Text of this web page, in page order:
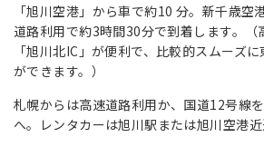
「旭川空港」から車で約10 分。新千歳空
道路利用で約3時間30分で到着します。（
「旭川北IC」が便利で、比較的スムーズ
ができます。）
札幌からは高速道路利用か、国道12号線
へ。レンタカーは旭川駅または旭川空港近